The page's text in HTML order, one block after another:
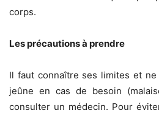
corps.
Les précautions à prendre
Il faut connaître ses limites et
jeûne en cas de besoin
consulter un médecin. Pour